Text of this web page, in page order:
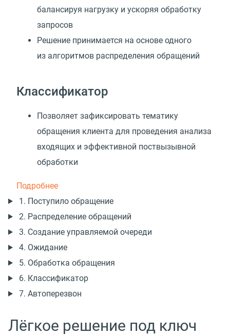
балансируя нагрузку и ускоряя обработку
запросов
Решение принимается на основе одного
из алгоритмов распределения обращений
Классификатор
Позволяет зафиксировать тематику
обращения клиента для проведения анализа
входящих и эффективной поствызывной
обработки
Подробнее
1. Поступило обращение
2. Распределение обращений
3. Создание управляемой очереди
4. Ожидание
5. Обработка обращения
6. Классификатор
7. Автоперезвон
Лёгкое решение под ключ